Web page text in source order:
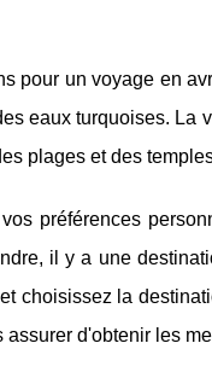
pour un voyage en
eaux turquoises. La
plages et des
préférences
il y a une
choisissez la
d'obtenir les